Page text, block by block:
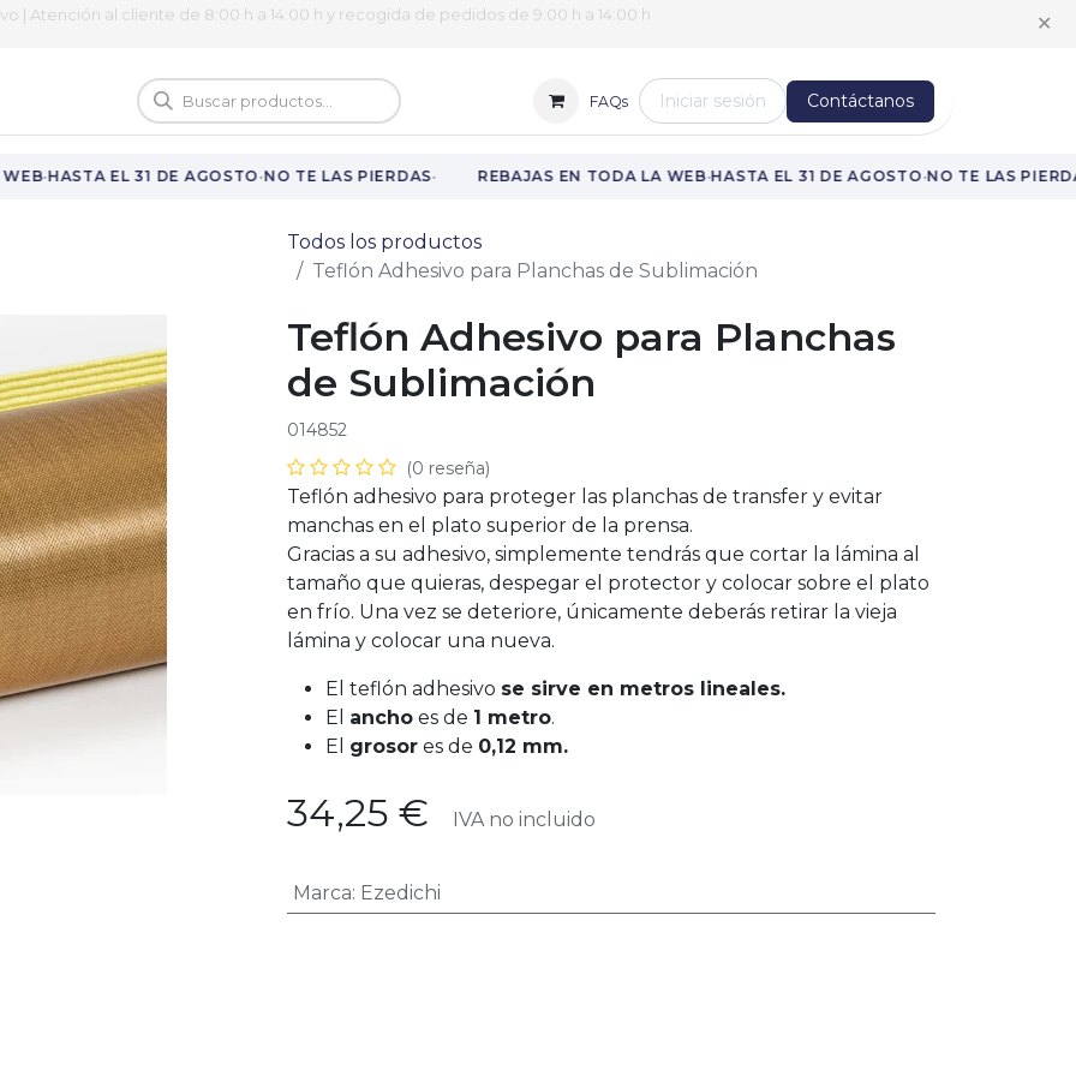
| Atención al cliente de 8:00 h a 14:00 h y recogida de pedidos de 9:00 h a 14:00 h ✕
Vuelta al cole FAQs Iniciar sesión Contáctanos
·HASTA EL 31 DE AGOSTO·NO TE LAS PIERDAS· REBAJAS EN TODA LA WEB·HASTA EL 31 DE AGOSTO·NO TE LAS
Todos los productos
Teflón Adhesivo para Planchas de Sublimación
Teflón Adhesivo para Planchas
de Sublimación
014852
(0 reseña)
Teflón adhesivo para proteger las planchas de transfer y evitar
manchas en el plato superior de la prensa.
Gracias a su adhesivo, simplemente tendrás que cortar la lámina al
tamaño que quieras, despegar el protector y colocar sobre el plato
en frío. Una vez se deteriore, únicamente deberás retirar la vieja
lámina y colocar una nueva.
El teflón adhesivo se sirve en metros lineales.
El ancho es de 1 metro.
El grosor es de 0,12 mm.
34,25 € IVA no incluido
Marca: Ezedichi